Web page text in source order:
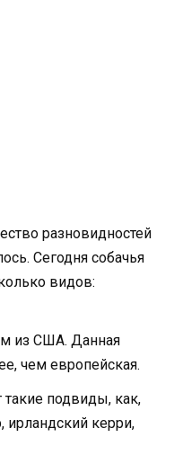
разновидностей
Сегодня собачья
видов:
из США. Данная
чем европейская.
подвиды, как,
ирландский керри,